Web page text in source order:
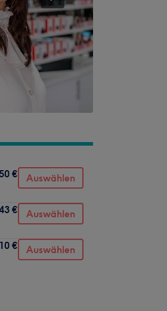
€ Auswählen
€ Auswählen
10 € Auswählen